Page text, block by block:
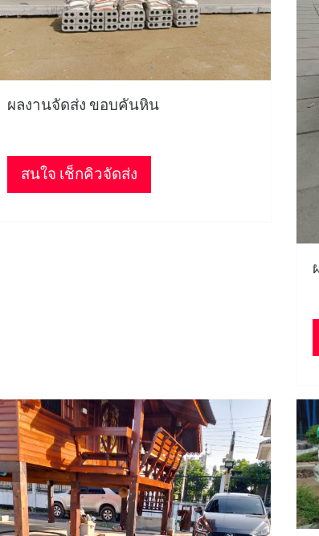
ผลงานจัดส่ง ขอบคันหิน
สนใจ เช็กคิวจัดส่ง